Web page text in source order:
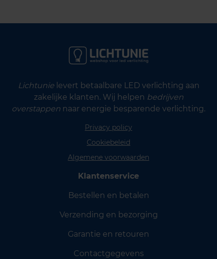
Lichtunielevert betaalbare LED verlichting aan
zakelijke klanten. Wij helpen bedrijven
overstappen naar energie besparende verlichting.
Privacy policy
Cookiebeleid
Algemene voorwaarden
Klantenservice
Bestellen en betalen
Verzending en bezorging
Garantie en retouren
Contactgegevens